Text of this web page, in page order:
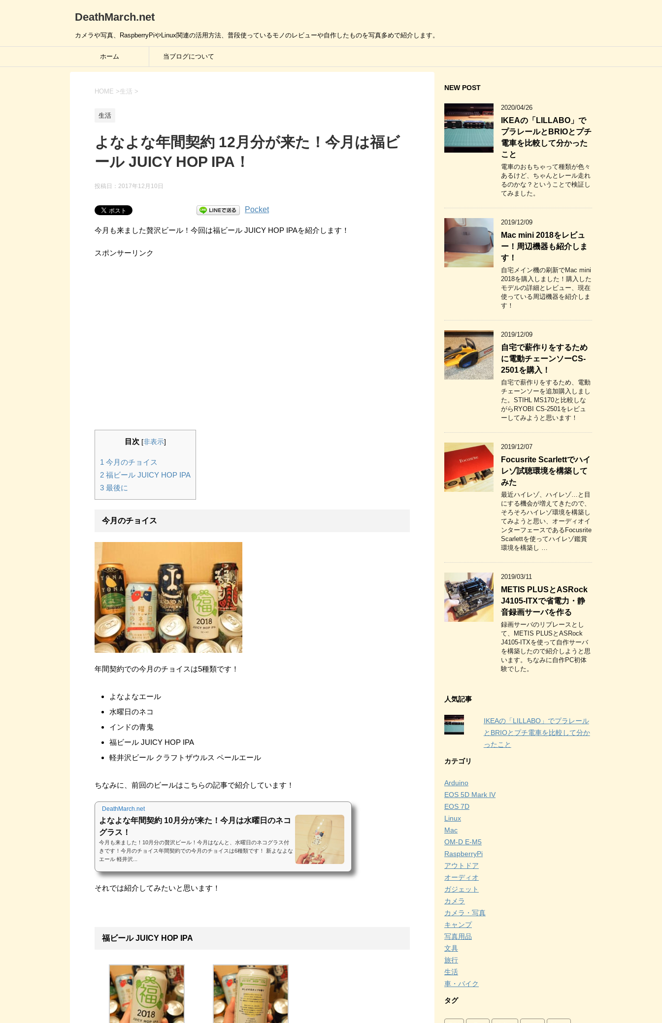
DeathMarch.net
カメラや写真、RaspberryPiやLinux関連の活用方法、普段使っているモノのレビューや自作したものを写真多めで紹介します。
ホーム 当ブログについて
HOME >生活 >
生活
よなよな年間契約 12月分が来た！今月は福ビ
ール JUICY HOP IPA！
投稿日： 2017年12月10日
Pocket
今月も来ました贅沢ビール！今回は福ビール JUICY HOP IPAを紹介します！
スポンサーリンク
目次 [非表示]
1 今月のチョイス
2 福ビール JUICY HOP IPA
3 最後に
今月のチョイス
年間契約での今月のチョイスは5種類です！
よなよなエール
水曜日のネコ
インドの青鬼
福ビール JUICY HOP IPA
軽井沢ビール クラフトザウルス ペールエール
ちなみに、前回のビールはこちらの記事で紹介しています！
DeathMarch.net
よなよな年間契約 10月分が来た！今月は水曜日のネコ
グラス！
今月も来ました！10月分の贅沢ビール！今月はなんと、水曜日のネコグラス付
きです！今月のチョイス年間契約での今月のチョイスは6種類です！ 新よなよな
エール 軽井沢...
それでは紹介してみたいと思います！
福ビール JUICY HOP IPA
NEW POST
2020/04/26
IKEAの「LILLABO」で
プラレールとBRIOとプチ
電車を比較して分かった
こと
電車のおもちゃって種類が色々
あるけど、ちゃんとレール走れ
るのかな？ということで検証し
てみました。
2019/12/09
Mac mini 2018をレビュ
ー！周辺機器も紹介しま
す！
自宅メイン機の刷新でMac mini
2018を購入しました！購入した
モデルの詳細とレビュー、現在
使っている周辺機器を紹介しま
す！
2019/12/09
自宅で薪作りをするため
に電動チェーンソーCS-
2501を購入！
自宅で薪作りをするため、電動
チェーンソーを追加購入しまし
た。STIHL MS170と比較しな
がらRYOBI CS-2501をレビュ
ーしてみようと思います！
2019/12/07
Focusrite Scarlettでハイ
レゾ試聴環境を構築して
みた
最近ハイレゾ、ハイレゾ…と目
にする機会が増えてきたので、
そろそろハイレゾ環境を構築し
てみようと思い、オーディオイ
ンターフェースであるFocusrite
Scarlettを使ってハイレゾ鑑賞
環境を構築し …
2019/03/11
METIS PLUSとASRock
J4105-ITXで省電力・静
音録画サーバを作る
録画サーバのリプレースとし
て、METIS PLUSとASRock
J4105-ITXを使って自作サーバ
を構築したので紹介しようと思
います。ちなみに自作PC初体
験でした。
人気記事
IKEAの「LILLABO」でプラレール
とBRIOとプチ電車を比較して分か
ったこと
カテゴリ
Arduino
EOS 5D Mark IV
EOS 7D
Linux
Mac
OM-D E-M5
RaspberryPi
アウトドア
オーディオ
ガジェット
カメラ
カメラ・写真
キャンプ
写真用品
文具
旅行
生活
車・バイク
タグ